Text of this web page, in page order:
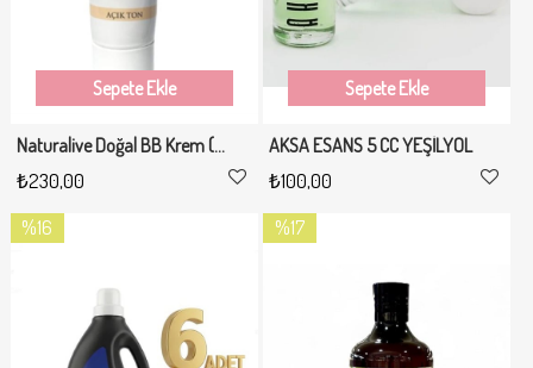
Naturalive Doğal BB Krem (Nemlendirici ve Kapatıcı) Açık Ton
₺230,00
Sepete Ekle
AKSA ESANS 5 CC YEŞİLYOL
₺100,00
Sepete Ekle
%16
%17